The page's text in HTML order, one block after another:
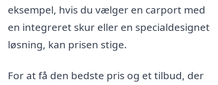
eksempel, hvis du vælger en carport med
en integreret skur eller en specialdesignet
løsning, kan prisen stige.
For at få den bedste pris og et tilbud, der